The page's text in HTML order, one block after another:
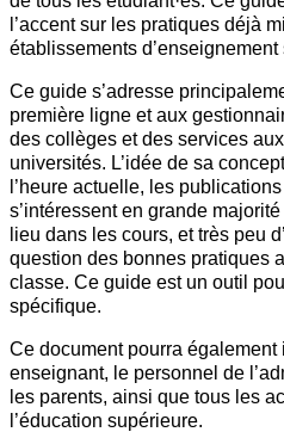
l’accent sur les pratiques déjà
établissements
Ce guide s’adresse
première ligne et aux
des collèges et des services
universités. L’idée de sa
l’heure actuelle, les
s’intéressent en grande
lieu dans les cours, et très peu
question des bonnes pratiques
classe. Ce guide est un outil
spécifique.
Ce document pourra également
enseignant, le personnel de
les parents, ainsi que tous les
l’éducation supérieure.